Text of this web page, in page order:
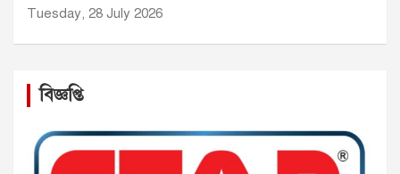
Tuesday, 28 July 2026
বিজ্ঞপ্তি